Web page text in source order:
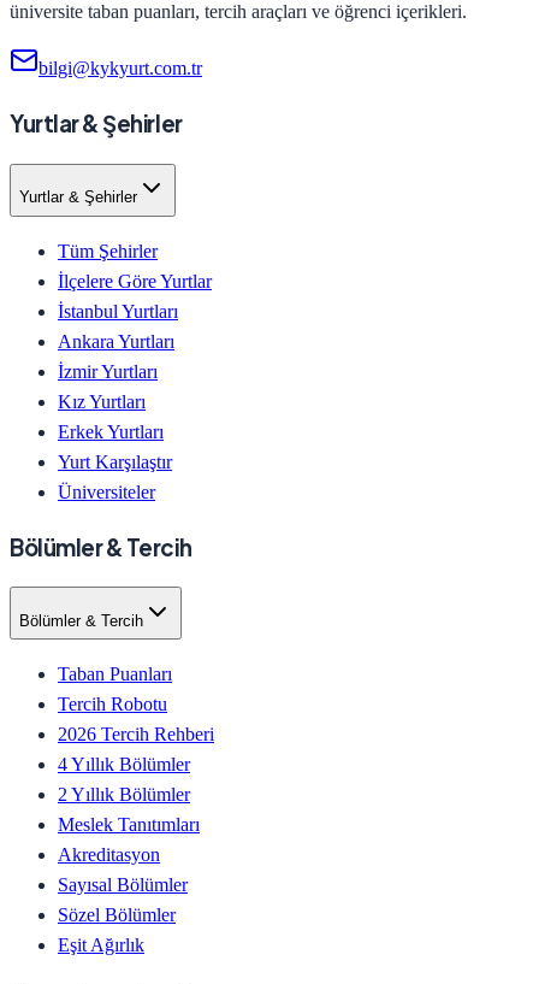
üniversite taban puanları, tercih araçları ve öğrenci içerikleri.
bilgi@kykyurt.com.tr
Yurtlar & Şehirler
Yurtlar & Şehirler
Tüm Şehirler
İlçelere Göre Yurtlar
İstanbul Yurtları
Ankara Yurtları
İzmir Yurtları
Kız Yurtları
Erkek Yurtları
Yurt Karşılaştır
Üniversiteler
Bölümler & Tercih
Bölümler & Tercih
Taban Puanları
Tercih Robotu
2026 Tercih Rehberi
4 Yıllık Bölümler
2 Yıllık Bölümler
Meslek Tanıtımları
Akreditasyon
Sayısal Bölümler
Sözel Bölümler
Eşit Ağırlık